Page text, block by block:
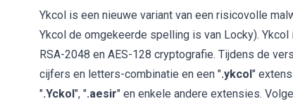
Ykcol is een nieuwe variant van een risicovolle
Ykcol de omgekeerde spelling is van Locky).
RSA-2048 en AES-128 cryptografie. Tijdens de
cijfers en letters-combinatie en een ".ykcol"
".Yckol", ".aesir" en enkele andere extensies.